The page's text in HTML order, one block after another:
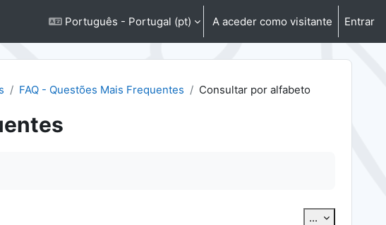
Português - Portugal ‎(pt)‎ A aceder como visitante Entrar
FAQ - Questões Mais Frequentes Consultar por alfabeto
... Exportar